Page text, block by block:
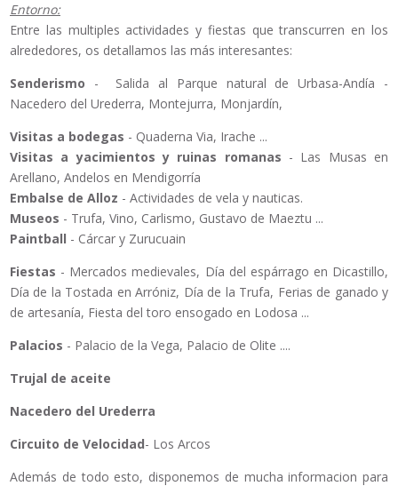
Entorno:
Entre las multiples actividades y fiestas que transcurren en los
alrededores, os detallamos las más interesantes:
Senderismo - Salida al Parque natural de Urbasa-Andía -
Nacedero del Urederra, Montejurra, Monjardín,
Visitas a bodegas - Quaderna Via, Irache ...
Visitas a yacimientos y ruinas romanas - Las Musas en
Arellano, Andelos en Mendigorría
Embalse de Alloz - Actividades de vela y nauticas.
Museos - Trufa, Vino, Carlismo, Gustavo de Maeztu ...
Paintball - Cárcar y Zurucuain
Fiestas - Mercados medievales, Día del espárrago en Dicastillo,
Día de la Tostada en Arróniz, Día de la Trufa, Ferias de ganado y
de artesanía, Fiesta del toro ensogado en Lodosa ...
Palacios - Palacio de la Vega, Palacio de Olite ....
Trujal de aceite
Nacedero del Urederra
Circuito de Velocidad- Los Arcos
Además de todo esto, disponemos de mucha informacion para